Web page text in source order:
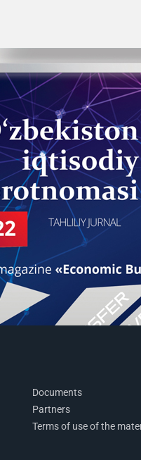
Documents
Partners
Terms of use of the